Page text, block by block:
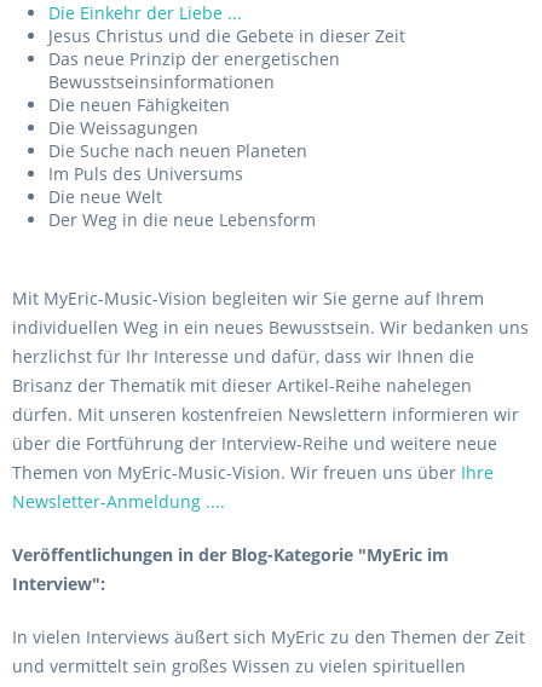
Die Einkehr der Liebe ...
Jesus Christus und die Gebete in dieser Zeit
Das neue Prinzip der energetischen
Bewusstseinsinformationen
Die neuen Fähigkeiten
Die Weissagungen
Die Suche nach neuen Planeten
Im Puls des Universums
Die neue Welt
Der Weg in die neue Lebensform
Mit MyEric-Music-Vision begleiten wir Sie gerne auf Ihrem
individuellen Weg in ein neues Bewusstsein. Wir bedanken uns
herzlichst für Ihr Interesse und dafür, dass wir Ihnen die
Brisanz der Thematik mit dieser Artikel-Reihe nahelegen
dürfen. Mit unseren kostenfreien Newslettern informieren wir
über die Fortführung der Interview-Reihe und weitere neue
Themen von MyEric-Music-Vision. Wir freuen uns über Ihre
Newsletter-Anmeldung ....
Veröffentlichungen in der Blog-Kategorie "MyEric im
Interview":
In vielen Interviews äußert sich MyEric zu den Themen der Zeit
und vermittelt sein großes Wissen zu vielen spirituellen